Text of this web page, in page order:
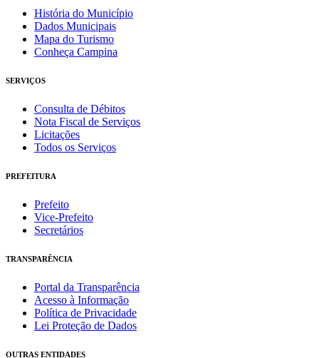
História do Município
Dados Municipais
Mapa do Turismo
Conheça Campina
SERVIÇOS
Consulta de Débitos
Nota Fiscal de Serviços
Licitações
Todos os Serviços
PREFEITURA
Prefeito
Vice-Prefeito
Secretários
TRANSPARÊNCIA
Portal da Transparência
Acesso à Informação
Política de Privacidade
Lei Proteção de Dados
OUTRAS ENTIDADES